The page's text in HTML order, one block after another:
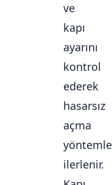
ve
kapı
ayarını
kontrol
ederek
hasarsız
açma
ilerlenir.